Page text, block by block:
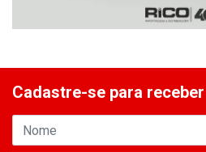
Cadastre-se para